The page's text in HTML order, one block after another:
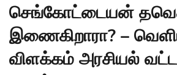
செங்கோட்டையன்
இணைகிறாரா? –
விளக்கம் அரசியல்